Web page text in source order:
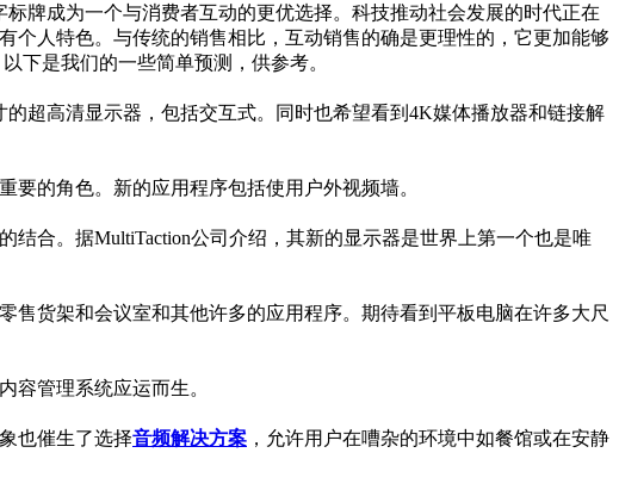
成为一个与消费者互动的更优选择。科技推动社会发展的时代正在
人特色。与传统的销售相比，互动销售的确是更理性的，它更加能够
下是我们的一些简单预测，供参考。
超高清显示器，包括交互式。同时也希望看到4K媒体播放器和链接解
的角色。新的应用程序包括使用户外视频墙。
合。据MultiTaction公司介绍，其新的显示器是世界上第一个也是唯
货架和会议室和其他许多的应用程序。期待看到平板电脑在许多大尺
容管理系统应运而生。
也催生了选择音频解决方案 ，允许用户在嘈杂的环境中如餐馆或在安静